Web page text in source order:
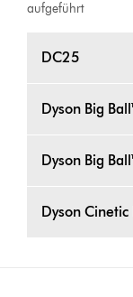
aufgeführt
DC25
Dyson Big
Dyson Big
Dyson